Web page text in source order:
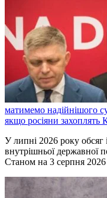
матимемо надійнішого
якщо росіяни захоплять
У липні 2026 року обсяг
внутрішньої
Станом на 3 серпня